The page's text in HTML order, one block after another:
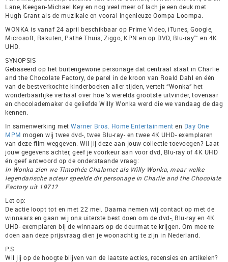
Lane, Keegan-Michael Key en nog veel meer of lach je een deuk met
Hugh Grant als de muzikale en vooral ingenieuze Oompa Loompa.
WONKA is vanaf 24 april beschikbaar op Prime Video, iTunes, Google,
Microsoft, Rakuten, Pathé Thuis, Ziggo, KPN en op DVD, Blu-ray™ en 4K
UHD.
SYNOPSIS
Gebaseerd op het buitengewone personage dat centraal staat in Charlie
and the Chocolate Factory, de parel in de kroon van Roald Dahl en één
van de bestverkochte kinderboeken aller tijden, vertelt “Wonka” het
wonderbaarlijke verhaal over hoe ’s werelds grootste uitvinder, tovenaar
en chocolademaker de geliefde Willy Wonka werd die we vandaag de dag
kennen.
In samenwerking met Warner Bros. Home Entertainment en Day One
MPM mogen wij twee dvd-, twee Blu-ray- en twee 4K UHD- exemplaren
van deze film weggeven. Wil jij deze aan jouw collectie toevoegen? Laat
jouw gegevens achter, geef je voorkeur aan voor dvd, Blu-ray of 4K UHD
én geef antwoord op de onderstaande vraag:
In Wonka zien we Timothée Chalamet als Willy Wonka, maar welke
legendarische acteur speelde dit personage in Charlie and the Chocolate
Factory uit 1971?
Let op:
De actie loopt tot en met 22 mei. Daarna nemen wij contact op met de
winnaars en gaan wij ons uiterste best doen om de dvd-, Blu-ray en 4K
UHD- exemplaren bij de winnaars op de deurmat te krijgen. Om mee te
doen aan deze prijsvraag dien je woonachtig te zijn in Nederland.
P.S.
Wil jij op de hoogte blijven van de laatste acties, recensies en artikelen?